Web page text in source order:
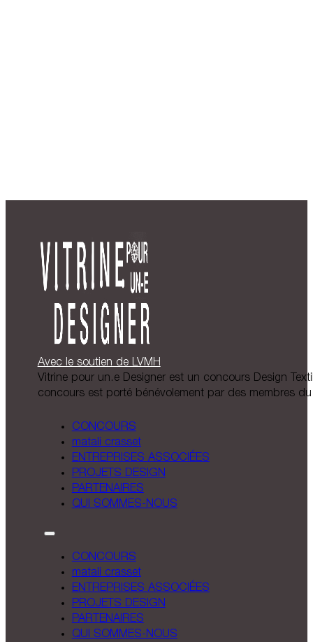
Avec le soutien de LVMH
Vitrine pour un.e Designer est un concours Design
concours est porté bénévolement par des membres
CONCOURS
matali crasset
ENTREPRISES ASSOCIÉES
PROJETS DESIGN
PARTENAIRES
QUI SOMMES-NOUS
CONCOURS
matali crasset
ENTREPRISES ASSOCIÉES
PROJETS DESIGN
PARTENAIRES
QUI SOMMES-NOUS